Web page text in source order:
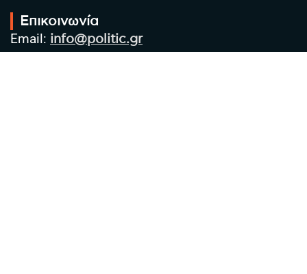
Επικοινωνία
Email: info@politic.gr
Τηλ: